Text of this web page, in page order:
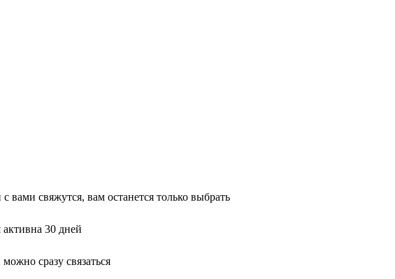
свяжутся, вам останется только выбрать
30 дней
сразу связаться